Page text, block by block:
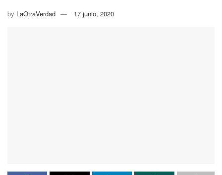
by LaOtraVerdad 17 junio, 2020